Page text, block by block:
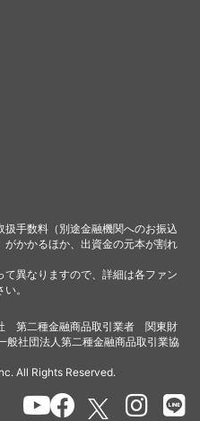
手数料（別途金融機関へのお振込
かかるほか、出資金の元本が割れ
異なりますので、詳細は各ファン
。
第二種金融商品取引業者 関東財
社団法人第二種金融商品取引業協
All Rights Reserved.